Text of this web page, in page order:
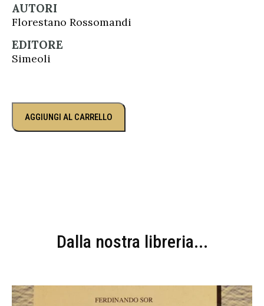
AUTORI
Florestano Rossomandi
EDITORE
Simeoli
AGGIUNGI AL CARRELLO
Dalla nostra libreria...